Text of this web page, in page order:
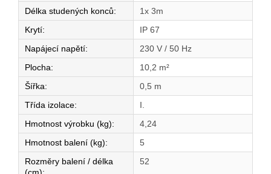
Délka studených konců:
1x 3m
Krytí:
IP 67
Napájecí napětí:
230 V / 50 Hz
Plocha:
10,2 m²
Šířka:
0,5 m
Třída izolace:
I.
Hmotnost výrobku (kg):
4,24
Hmotnost balení (kg):
5
Rozměry balení / délka
52